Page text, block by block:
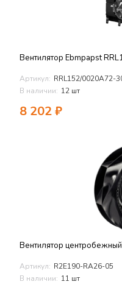
Вентилятор Ebmpapst
Артикул: RRL152/0020A72-
В наличии: 12 шт
8 202₽
Вентилятор
Артикул: R2E190-RA26-05
В наличии: 11 шт